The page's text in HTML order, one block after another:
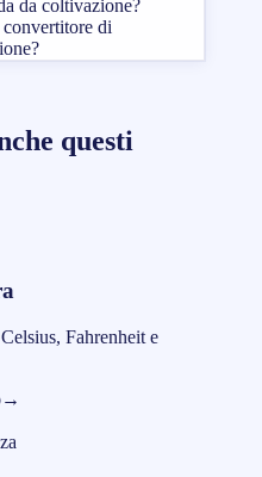
da coltivazione?
di
questi
Fahrenheit e
→